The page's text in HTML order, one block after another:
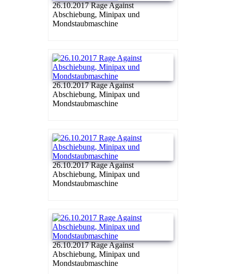
26.10.2017 Rage Against
Abschiebung, Minipax und
Mondstaubmaschine
26.10.2017 Rage Against
Abschiebung, Minipax und
Mondstaubmaschine
26.10.2017 Rage Against
Abschiebung, Minipax und
Mondstaubmaschine
26.10.2017 Rage Against
Abschiebung, Minipax und
Mondstaubmaschine